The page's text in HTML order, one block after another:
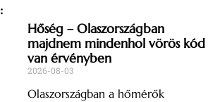
Hőség – Olaszországban
majdnem mindenhol vörös kód
van érvényben
2026-08-03
Olaszországban a hőmérők